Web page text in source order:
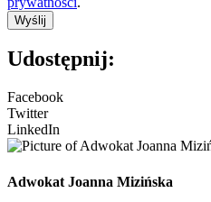
Wyślij
Udostępnij:
Facebook
Twitter
LinkedIn
Adwokat Joanna Mizińska